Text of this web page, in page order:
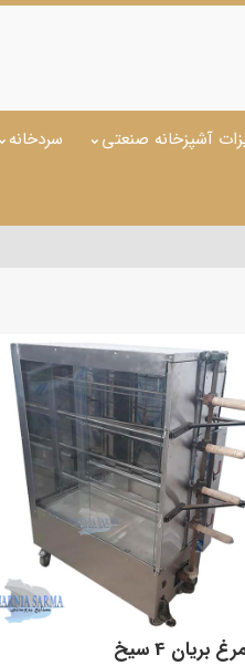
آشپزخانه صنعتی سردخانه
بریان 4 سیخ